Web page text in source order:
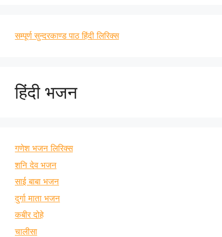
सम्पूर्ण सुन्दरकाण्ड पाठ हिंदी लिरिक्स
हिंदी भजन
गणेश भजन लिरिक्स
शनि देव भजन
साई बाबा भजन
दुर्गा माता भजन
कबीर दोहे
चालीसा